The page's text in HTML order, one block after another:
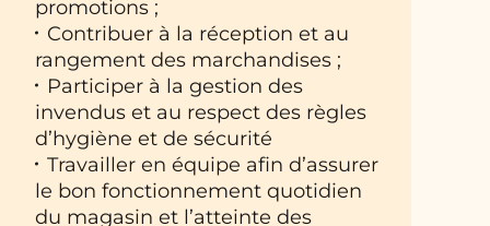
promotions ;
Contribuer à la réception et au
rangement des marchandises ;
Participer à la gestion des
invendus et au respect des règles
d’hygiène et de sécurité
Travailler en équipe afin d’assurer
le bon fonctionnement quotidien
du magasin et l’atteinte des